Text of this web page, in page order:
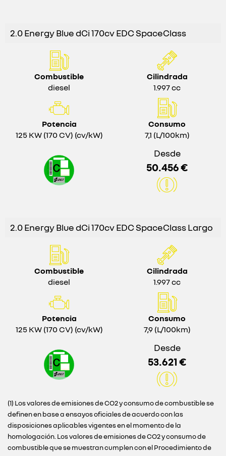
2.0 Energy Blue dCi 170cv EDC SpaceClass
Combustible
diesel
Cilindrada
1.997 cc
Potencia
125 KW (170 CV) (cv/kW)
Consumo
7,1 (L/100km)
Desde
50.456 €
2.0 Energy Blue dCi 170cv EDC SpaceClass Largo
Combustible
diesel
Cilindrada
1.997 cc
Potencia
125 KW (170 CV) (cv/kW)
Consumo
7,9 (L/100km)
Desde
53.621 €
(1) Los valores de emisiones de CO2 y consumo de combustible se
definen en base a ensayos oficiales de acuerdo con las
disposiciones aplicables vigentes en el momento de la
homologación. Los valores de emisiones de CO2 y consumo de
combustible que se muestran cumplen con el Procedimiento de